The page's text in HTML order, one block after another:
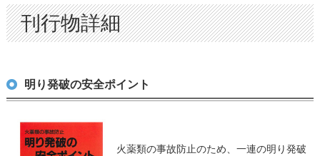
刊行物詳細
明り発破の安全ポイント
火薬類の事故防止のため、一連の明り発破